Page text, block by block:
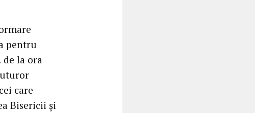
pentru
de la ora
care
Bisericii și